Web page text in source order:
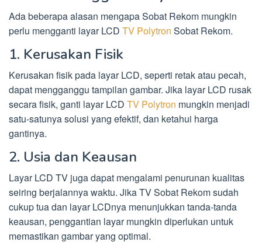
Ada beberapa alasan mengapa Sobat Rekom mungkin
perlu mengganti layar LCD TV Polytron Sobat Rekom.
1. Kerusakan Fisik
Kerusakan fisik pada layar LCD, seperti retak atau pecah,
dapat mengganggu tampilan gambar. Jika layar LCD rusak
secara fisik, ganti layar LCD TV Polytron mungkin menjadi
satu-satunya solusi yang efektif, dan ketahui harga
gantinya.
2. Usia dan Keausan
Layar LCD TV juga dapat mengalami penurunan kualitas
seiring berjalannya waktu. Jika TV Sobat Rekom sudah
cukup tua dan layar LCDnya menunjukkan tanda-tanda
keausan, penggantian layar mungkin diperlukan untuk
memastikan gambar yang optimal.